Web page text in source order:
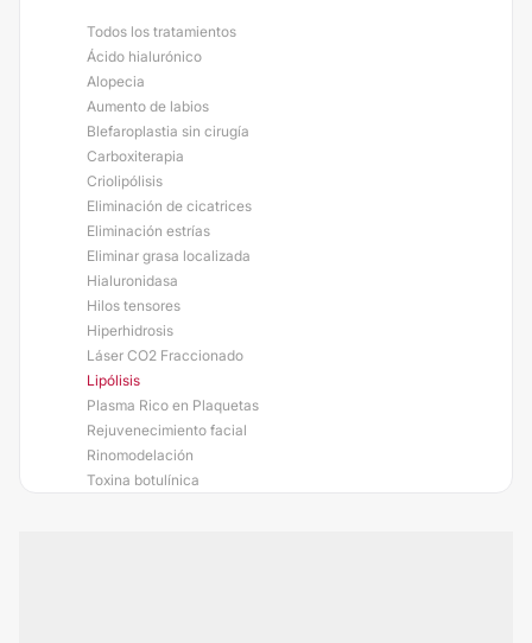
Todos los tratamientos
Ácido hialurónico
Alopecia
Aumento de labios
Blefaroplastia sin cirugía
Carboxiterapia
Criolipólisis
Eliminación de cicatrices
Eliminación estrías
Eliminar grasa localizada
Hialuronidasa
Hilos tensores
Hiperhidrosis
Láser CO2 Fraccionado
Lipólisis
Plasma Rico en Plaquetas
Rejuvenecimiento facial
Rinomodelación
Toxina botulínica